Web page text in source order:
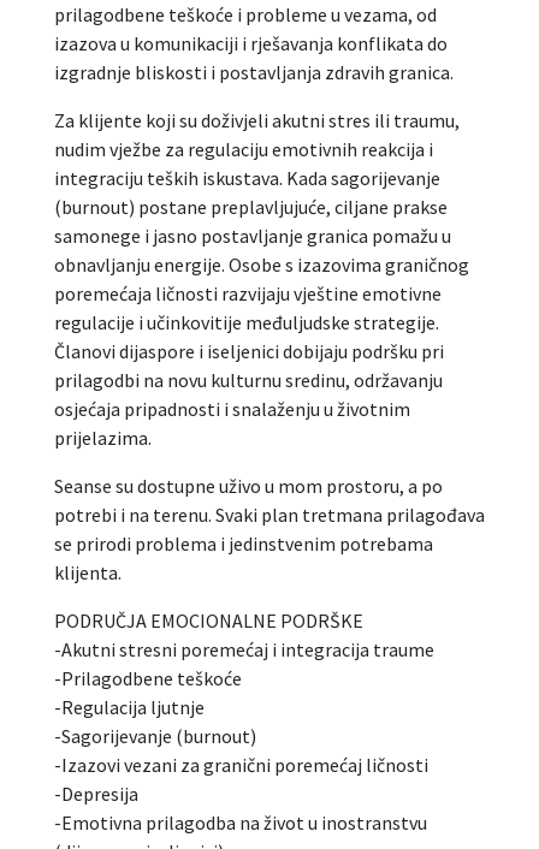
prilagodbene teškoće i probleme u vezama, od
izazova u komunikaciji i rješavanja konflikata do
izgradnje bliskosti i postavljanja zdravih granica.
Za klijente koji su doživjeli akutni stres ili traumu,
nudim vježbe za regulaciju emotivnih reakcija i
integraciju teških iskustava. Kada sagorijevanje
(burnout) postane preplavljujuće, ciljane prakse
samonege i jasno postavljanje granica pomažu u
obnavljanju energije. Osobe s izazovima graničnog
poremećaja ličnosti razvijaju vještine emotivne
regulacije i učinkovitije međuljudske strategije.
Članovi dijaspore i iseljenici dobijaju podršku pri
prilagodbi na novu kulturnu sredinu, održavanju
osjećaja pripadnosti i snalaženju u životnim
prijelazima.
Seanse su dostupne uživo u mom prostoru, a po
potrebi i na terenu. Svaki plan tretmana prilagođava
se prirodi problema i jedinstvenim potrebama
klijenta.
PODRUČJA EMOCIONALNE PODRŠKE
-Akutni stresni poremećaj i integracija traume
-Prilagodbene teškoće
-Regulacija ljutnje
-Sagorijevanje (burnout)
-Izazovi vezani za granični poremećaj ličnosti
-Depresija
-Emotivna prilagodba na život u inostranstvu